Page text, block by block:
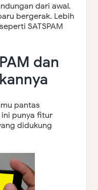
dari awal.
bergerak. Lebih
SATSPAM
dan
pantas
punya fitur
didukung